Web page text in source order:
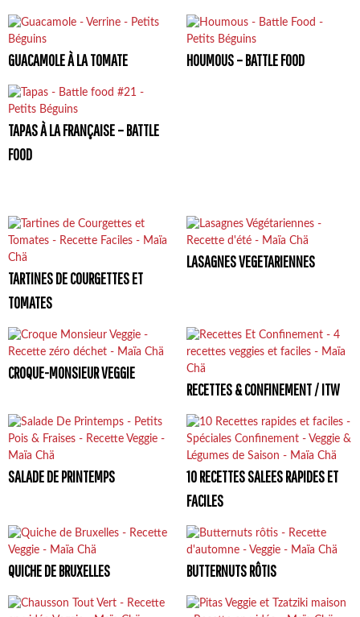
GUACAMOLE À LA TOMATE HOUMOUS – BATTLE FOOD
TAPAS À LA FRANÇAISE – BATTLE
FOOD
TARTINES DE COURGETTES ET
TOMATES
LASAGNES VEGETARIENNES
CROQUE-MONSIEUR VEGGIE
RECETTES & CONFINEMENT / ITW
SALADE DE PRINTEMPS
10 RECETTES SALEES RAPIDES ET
FACILES
QUICHE DE BRUXELLES BUTTERNUTS RÔTIS